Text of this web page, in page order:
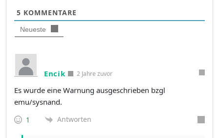
5 KOMMENTARE
Neueste
Encik 2 Jahre zuvor
Es wurde eine Warnung ausgeschrieben bzgl
emu/sysnand.
1 Antworten